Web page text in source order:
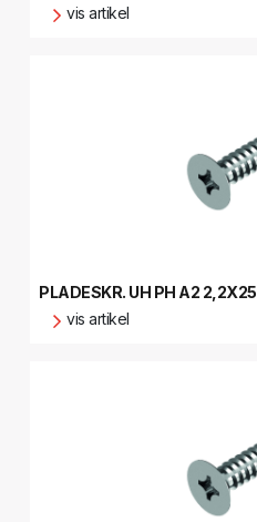
vis artikel
PLADESKR. UH PH A2 2,2X25
vis artikel